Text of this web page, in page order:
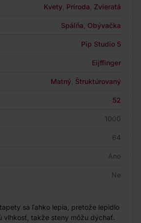
Kvety Príroda Zvieratá
Spálňa Obývačka
Pip Studio 5
Eijffinger
Matný Štruktúrovaný
52
1000
64
Ano
Ne
sa ľahko lepia, pretože lepidlo
vlhkosť, takže steny môžu dýchať.